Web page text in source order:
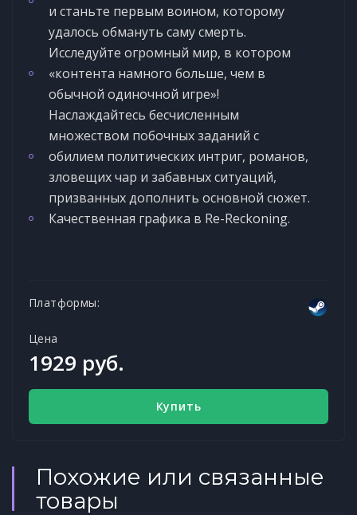
и станьте первым воином, которому
удалось обмануть саму смерть.
Исследуйте огромный мир, в котором
«контента намного больше, чем в
обычной одиночной игре»!
Наслаждайтесь бесчисленным
множеством побочных заданий с
обилием политических интриг, романов,
зловещих чар и забавных ситуаций,
призванных дополнить основной сюжет.
Качественная графика в Re-Reckoning.
Платформы:
Цена
1929 руб.
Купить
Похожие или связанные
товары